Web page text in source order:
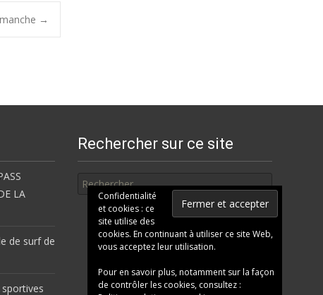
→
LA
de surf de
Rechercher sur ce site
Confidentialité
et cookies : ce
site utilise des
cookies. En continuant à utiliser ce site Web,
vous acceptez leur utilisation.
Pour en savoir plus, notamment sur la façon
de contrôler les cookies, consultez :